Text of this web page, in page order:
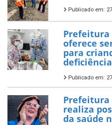
Publicado em:
Prefeitura
oferece
para
deficiência
Publicado em:
Prefeitura
realiza
da saúde